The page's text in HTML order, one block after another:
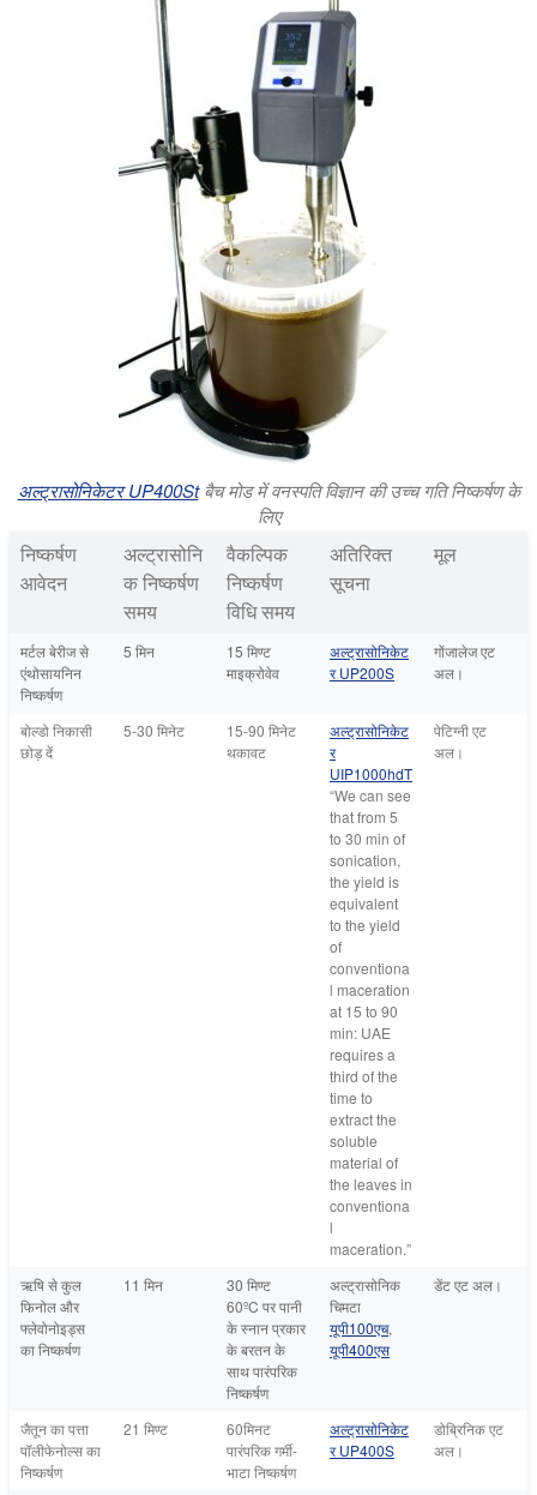
अल्ट्रासोनिकेटर UP400Stबैच मोड में वनस्पति विज्ञान की उच्च गति निष्कर्षण के
लिए
निष्कर्षण
आवेदन
अल्ट्रासोनि
क निष्कर्षण
समय
वैकल्पिक
निष्कर्षण
विधि समय
अतिरिक्त
सूचना
मूल
मर्टल बेरीज से
एंथोसायनिन
निष्कर्षण
5 मिन
15 मिण्ट
माइक्रोवेव
अल्ट्रासोनिकेट
र UP200S
गोंजालेज एट
अल।
बोल्डो निकासी
छोड़ दें
5-30 मिनेट
15-90 मिनेट
थकावट
अल्ट्रासोनिकेट
र
UIP1000hdT
“We can see
that from 5
to 30 min of
sonication,
the yield is
equivalent
to the yield
of
conventiona
l maceration
at 15 to 90
min: UAE
requires a
third of the
time to
extract the
soluble
material of
the leaves in
conventiona
l
maceration.”
पेटिग्नी एट
अल।
ऋषि से कुल
फिनोल और
फ्लेवोनोइड्स
का निष्कर्षण
11 मिन
30 मिण्ट
60ºC पर पानी
के स्नान प्रकार
के बरतन के
साथ पारंपरिक
निष्कर्षण
अल्ट्रासोनिक
चिमटा
यूपी100एच,
यूपी400एस
डेंट एट अल।
जैतून का पत्ता
पॉलीफेनोल्स का
निष्कर्षण
21 मिण्ट
60मिनट
पारंपरिक गर्मी-
भाटा निष्कर्षण
अल्ट्रासोनिकेट
र UP400S
डोब्रिनिक एट
अल।